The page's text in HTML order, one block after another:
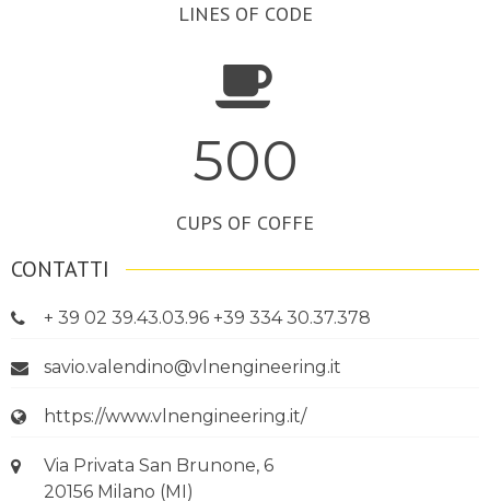
LINES OF CODE
500
CUPS OF COFFE
CONTATTI
+ 39 02 39.43.03.96 +39 334 30.37.378
savio.valendino@vlnengineering.it
https://www.vlnengineering.it/
Via Privata San Brunone, 6
20156 Milano (MI)